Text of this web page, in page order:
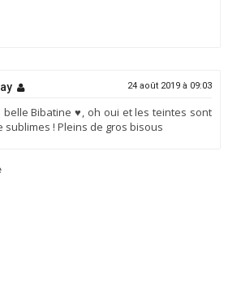
24 août 2019 à 09:03
belle Bibatine ♥, oh oui et les teintes sont
sublimes ! Pleins de gros bisous